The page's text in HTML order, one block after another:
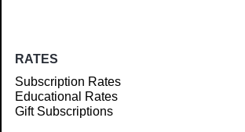
RATES
Subscription Rates
Educational Rates
Gift Subscriptions